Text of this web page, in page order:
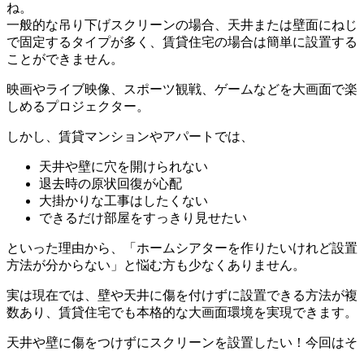
ね。
一般的な吊り下げスクリーンの場合、天井または壁面にねじ
で固定するタイプが多く、賃貸住宅の場合は簡単に設置する
ことができません。
映画やライブ映像、スポーツ観戦、ゲームなどを大画面で楽
しめるプロジェクター。
しかし、賃貸マンションやアパートでは、
天井や壁に穴を開けられない
退去時の原状回復が心配
大掛かりな工事はしたくない
できるだけ部屋をすっきり見せたい
といった理由から、「ホームシアターを作りたいけれど設置
方法が分からない」と悩む方も少なくありません。
実は現在では、壁や天井に傷を付けずに設置できる方法が複
数あり、賃貸住宅でも本格的な大画面環境を実現できます。
天井や壁に傷をつけずにスクリーンを設置したい！今回はそ